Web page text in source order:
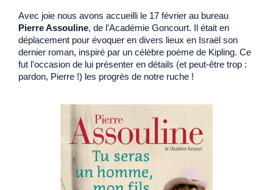
Avec joie nous avons accueilli le 17 février au bureau
Pierre Assouline, de l’Académie Goncourt. Il était en
déplacement pour évoquer en divers lieux en Israël son
dernier roman, inspiré par un célèbre poème de Kipling. Ce
fut l’occasion de lui présenter en détails (et peut-être trop :
pardon, Pierre !) les progrès de notre ruche !